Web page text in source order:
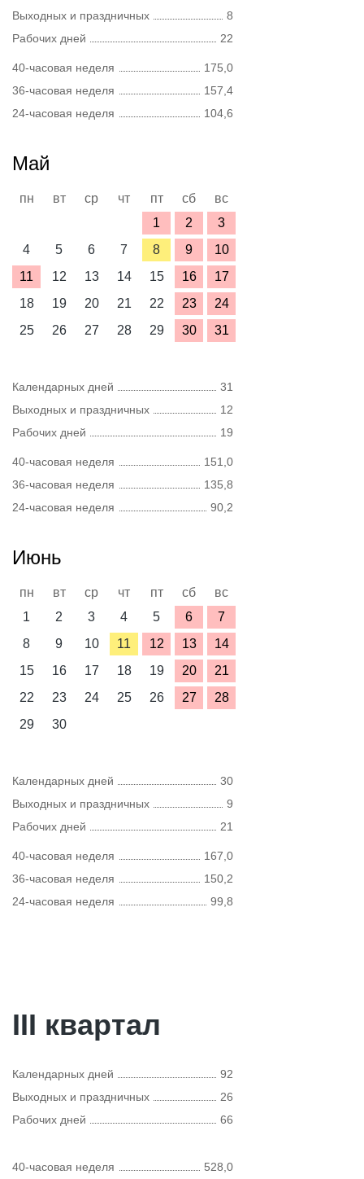
Выходных и праздничных
8
Рабочих дней
22
40-часовая неделя
175,0
36-часовая неделя
157,4
24-часовая неделя
104,6
Май
пн вт ср чт пт сб
вс
1
2
3
4
5 6 7 8 9
10
11
12 13 14 15 16
17
18
19 20 21 22 23
24
25
26 27 28 29 30 31
Календарных дней
31
Выходных и праздничных
12
Рабочих дней
19
40-часовая неделя
151,0
36-часовая неделя
135,8
24-часовая неделя
90,2
Июнь
пн вт ср чт пт сб
вс
1
2 3 4 5 6
7
8
9 10 11 12 13
14
15
16 17 18 19 20
21
22
23 24 25 26 27
28
29
30
Календарных дней
30
Выходных и праздничных
9
Рабочих дней
21
40-часовая неделя
167,0
36-часовая неделя
150,2
24-часовая неделя
99,8
III квартал
Календарных дней
92
Выходных и праздничных
26
Рабочих дней
66
40-часовая неделя 528,0